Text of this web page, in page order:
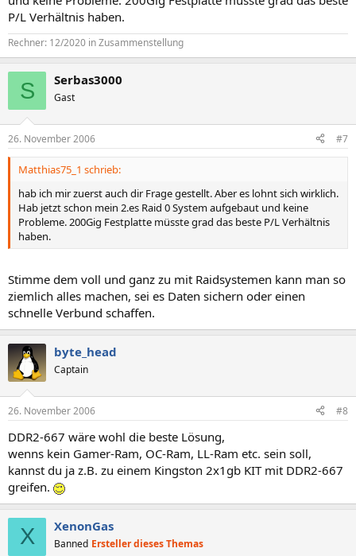
P/L Verhältnis haben.
Rechner: 12/2020 in Zusammenstellung
S Serbas3000
Gast
26. November 2006 #7
Matthias75_1 schrieb:
hab ich mir zuerst auch dir Frage gestellt. Aber es lohnt sich wirklich.
Hab jetzt schon mein 2.es Raid 0 System aufgebaut und keine
Probleme. 200Gig Festplatte müsste grad das beste P/L Verhältnis
haben.
Stimme dem voll und ganz zu mit Raidsystemen kann man so
ziemlich alles machen, sei es Daten sichern oder einen
schnelle Verbund schaffen.
byte_head
Captain
26. November 2006 #8
DDR2-667 wäre wohl die beste Lösung,
wenns kein Gamer-Ram, OC-Ram, LL-Ram etc. sein soll,
kannst du ja z.B. zu einem Kingston 2x1gb KIT mit DDR2-667
greifen.
X XenonGas
Banned Ersteller dieses Themas